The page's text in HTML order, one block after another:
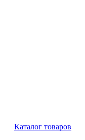
Каталог товаров